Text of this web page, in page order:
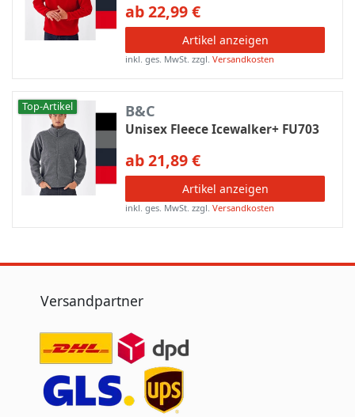
ab 22,99 €
Artikel anzeigen
inkl. ges. MwSt. zzgl.Versandkosten
Top-Artikel B&C
Unisex Fleece Icewalker+ FU703
ab 21,89 €
Artikel anzeigen
inkl. ges. MwSt. zzgl.Versandkosten
Versandpartner